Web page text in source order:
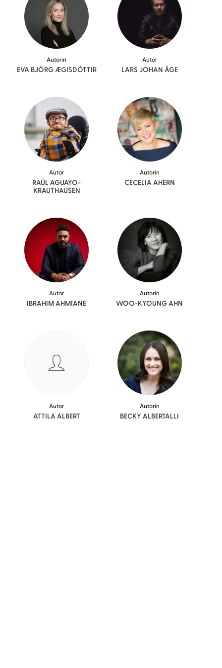
Autorin
EVA BJÖRGÆGISDÓTTIR
Autor
LARS JOHAN ÅGE
Autor
RAÚLAGUAYO-
KRAUTHAUSEN
Autorin
CECELIA AHERN
Autor
IBRAHIMAHMIANE
Autorin
WOO-KYOUNGAHN
Autor
ATTILA ALBERT
Autorin
BECKYALBERTALLI